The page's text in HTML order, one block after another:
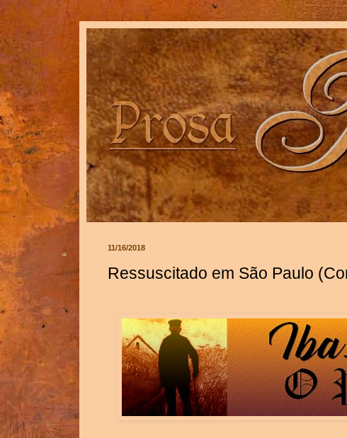
11/16/2018
Ressuscitado em São Paulo